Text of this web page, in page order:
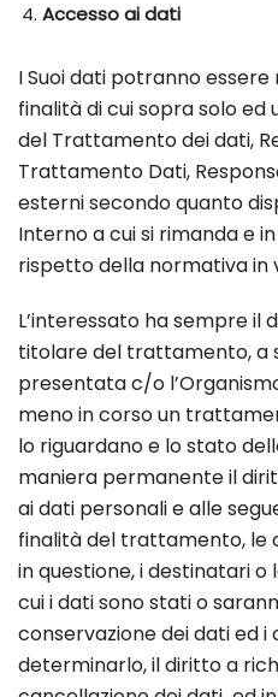
Accesso ai dati
I Suoi dati potranno
finalità di cui sopra solo
del Trattamento dei dati,
Trattamento Dati,
esterni secondo quanto
Interno a cui si rimanda e
rispetto della normativa in
L’interessato ha sempre il
titolare del trattamento, a
presentata c/o
meno in corso un
lo riguardano e lo stato
maniera permanente il
ai dati personali e alle
finalità del trattamento, le
in questione, i destinatari
cui i dati sono stati o
conservazione dei dati ed
determinarlo, il diritto a